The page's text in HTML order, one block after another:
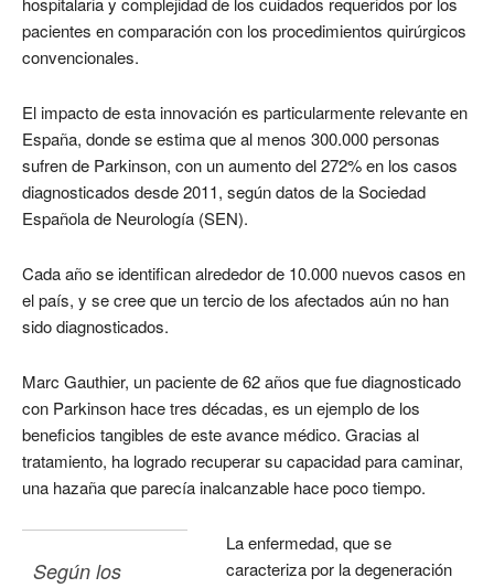
pacientes en comparación con los procedimientos quirúrgicos
convencionales.
El impacto de esta innovación es particularmente relevante en
España, donde se estima que al menos 300.000 personas
sufren de Parkinson, con un aumento del 272% en los casos
diagnosticados desde 2011, según datos de la Sociedad
Española de Neurología (SEN).
Cada año se identifican alrededor de 10.000 nuevos casos en
el país, y se cree que un tercio de los afectados aún no han
sido diagnosticados.
Marc Gauthier, un paciente de 62 años que fue diagnosticado
con Parkinson hace tres décadas, es un ejemplo de los
beneficios tangibles de este avance médico. Gracias al
tratamiento, ha logrado recuperar su capacidad para caminar,
una hazaña que parecía inalcanzable hace poco tiempo.
Según los
La enfermedad, que se
caracteriza por la degeneración